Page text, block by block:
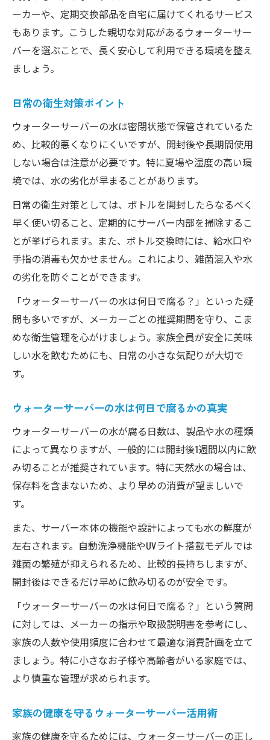
ーカーや、定期交換部品を自宅に届けてくれるサービス
もあります。こうした親切な対応があるウォーターサー
バーを選ぶことで、長く安心して利用できる環境を整え
ましょう。
日常の衛生対策ポイント
ウォーターサーバーの水は密閉状態で保管されているた
め、比較的悪くなりにくいですが、開封後や長期間使用
しない場合は注意が必要です。特に夏場や湿度の高い環
境では、水の劣化が早まることがあります。
日常の衛生対策としては、ボトルを開封したらなるべく
早く使い切ること、定期的にサーバー内部を掃除するこ
とが挙げられます。また、ボトル交換時には、給水口や
手指の消毒も欠かせません。これにより、雑菌混入や水
の劣化を防ぐことができます。
「ウォーターサーバーの水は何日で腐る？」といった疑
問も多いですが、メーカーごとの推奨期間を守り、こま
めな衛生管理を心がけましょう。家族全員が安全に美味
しい水を飲むためにも、日常の小さな気配りが大切で
す。
ウォーターサーバーの水は何日で腐るかの真実
ウォーターサーバーの水が腐る日数は、製品や水の種類
によって異なりますが、一般的には開封後1週間以内に飲
み切ることが推奨されています。特に天然水の場合は、
保存料を含まないため、より早めの消費が望ましいで
す。
また、サーバー本体の機能や設計によっても水の鮮度が
左右されます。自動洗浄機能やUVライト搭載モデルでは
雑菌の繁殖が抑えられるため、比較的長持ちしますが、
開封後はできるだけ早めに飲み切るのが安全です。
「ウォーターサーバーの水は何日で腐る？」という質問
に対しては、メーカーの指示や取扱説明書を参考にし、
家族の人数や使用頻度に合わせて最適な消費計画を立て
ましょう。特に小さなお子様や高齢者がいる家庭では、
より慎重な管理が求められます。
家族の健康を守るウォーターサーバー活用術
家族の健康を守るためには、ウォーターサーバーの正し